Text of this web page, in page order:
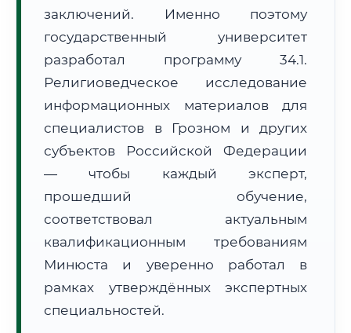
Расчет логистики оригиналов:
• Экспресс-доставка СДЭК / Почтой:
4–6 рабочих дней
🔍 Нажмите на документ для увеличения и просмотра
заключений. Именно поэтому
государственный университет
разработал программу 34.1.
Религиоведческое исследование
информационных материалов для
специалистов в Грозном и других
субъектов Российской Федерации
— чтобы каждый эксперт,
прошедший обучение,
соответствовал актуальным
квалификационным требованиям
Минюста и уверенно работал в
рамках утверждённых экспертных
специальностей.